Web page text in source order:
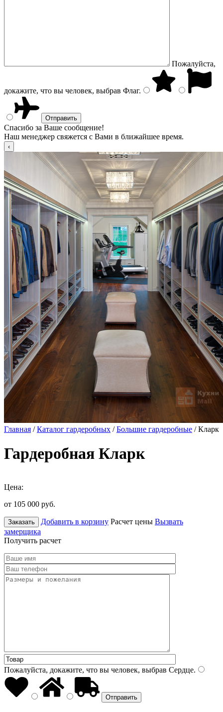
Пожалуйста,
докажите, что вы человек, выбрав Флаг.
Спасибо за Ваше сообщение!
Наш менеджер свяжется с Вами в ближайшее время.
Главная /Каталог гардеробных /Большие гардеробные / Кларк
Гардеробная Кларк
Цена:
от 105 000 руб.
Заказать Добавить в корзину Расчет цены Вызвать
замерщика
Получить расчет
Пожалуйста, докажите, что вы человек, выбрав Сердце.